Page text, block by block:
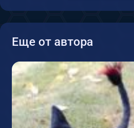
Еще от автора